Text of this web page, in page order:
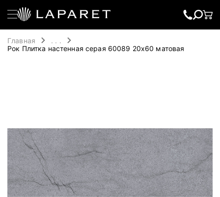
Главная
. . .
Рок Плитка настенная серая 60089 20х60 матовая